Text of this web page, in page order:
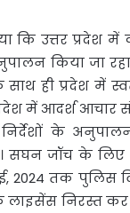
कि उत्तर प्रदेश में
किया जा रहा
ही प्रदेश में
में आदर्श आचार
निर्देशों के
है। सघन जॉच के
2024 तक पुलिस
लाइसेंस निरस्त